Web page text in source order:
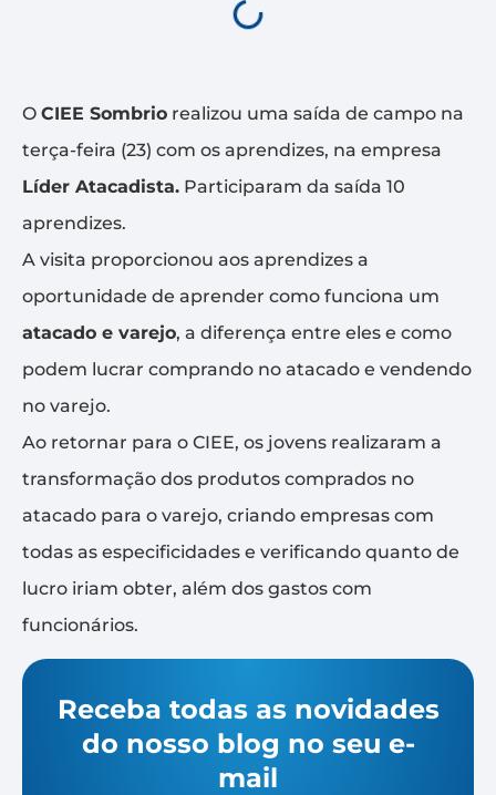
O CIEE Sombrio realizou uma saída de campo na
terça-feira (23) com os aprendizes, na empresa
Líder Atacadista. Participaram da saída 10
aprendizes.
A visita proporcionou aos aprendizes a
oportunidade de aprender como funciona um
atacado e varejo, a diferença entre eles e como
podem lucrar comprando no atacado e vendendo
no varejo.
Ao retornar para o CIEE, os jovens realizaram a
transformação dos produtos comprados no
atacado para o varejo, criando empresas com
todas as especificidades e verificando quanto de
lucro iriam obter, além dos gastos com
funcionários.
Receba todas as novidades
do nosso blog no seu e-
mail